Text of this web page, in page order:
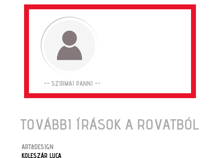
-- SZIRMAI PANNI --
TOVÁBBI ÍRÁSOK A ROVATBÓL
ART&DESIGN
KOLESZÁR LUCA